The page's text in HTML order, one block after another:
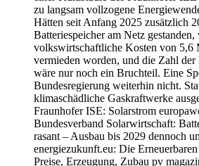
zu langsam vollzogene
Hätten seit Anfang 2025 zusätzlich
Batteriespeicher am Netz gestanden,
volkswirtschaftliche Kosten von 5,6
vermieden worden, und die Zahl der
wäre nur noch ein Bruchteil. Eine
Bundesregierung weiterhin nicht.
klimaschädliche Gaskraftwerke
Fraunhofer ISE: Solarstrom
Bundesverband Solarwirtschaft:
rasant – Ausbau bis 2029 dennoch
energiezukunft.eu: Die
Preise, Erzeugung, Zubau pv